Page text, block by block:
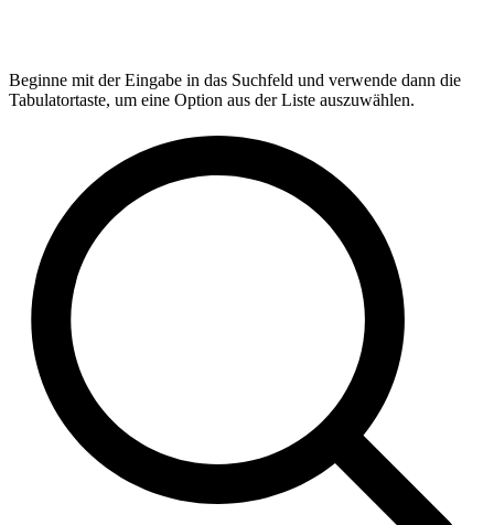
Beginne mit der Eingabe in das Suchfeld und verwende dann die
Tabulatortaste, um eine Option aus der Liste auszuwählen.